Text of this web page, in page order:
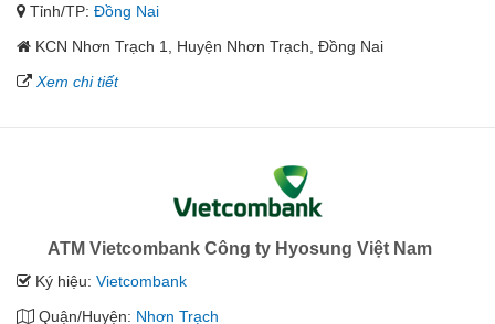
Tỉnh/TP: Đồng Nai
KCN Nhơn Trạch 1, Huyện Nhơn Trạch, Đồng Nai
Xem chi tiết
ATM Vietcombank Công ty Hyosung Việt Nam
Ký hiệu: Vietcombank
Quận/Huyện: Nhơn Trạch